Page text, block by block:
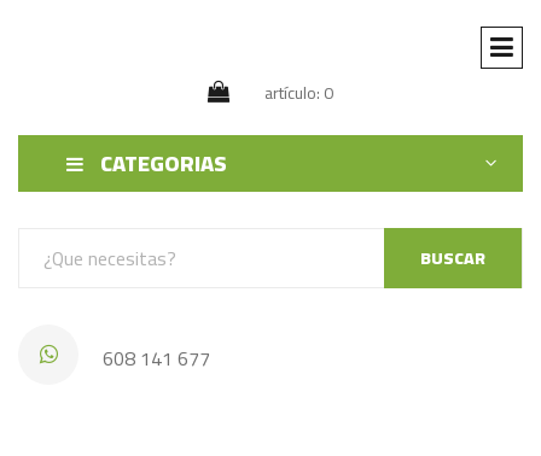
artículo: 0
CATEGORIAS
BUSCAR
608 141 677